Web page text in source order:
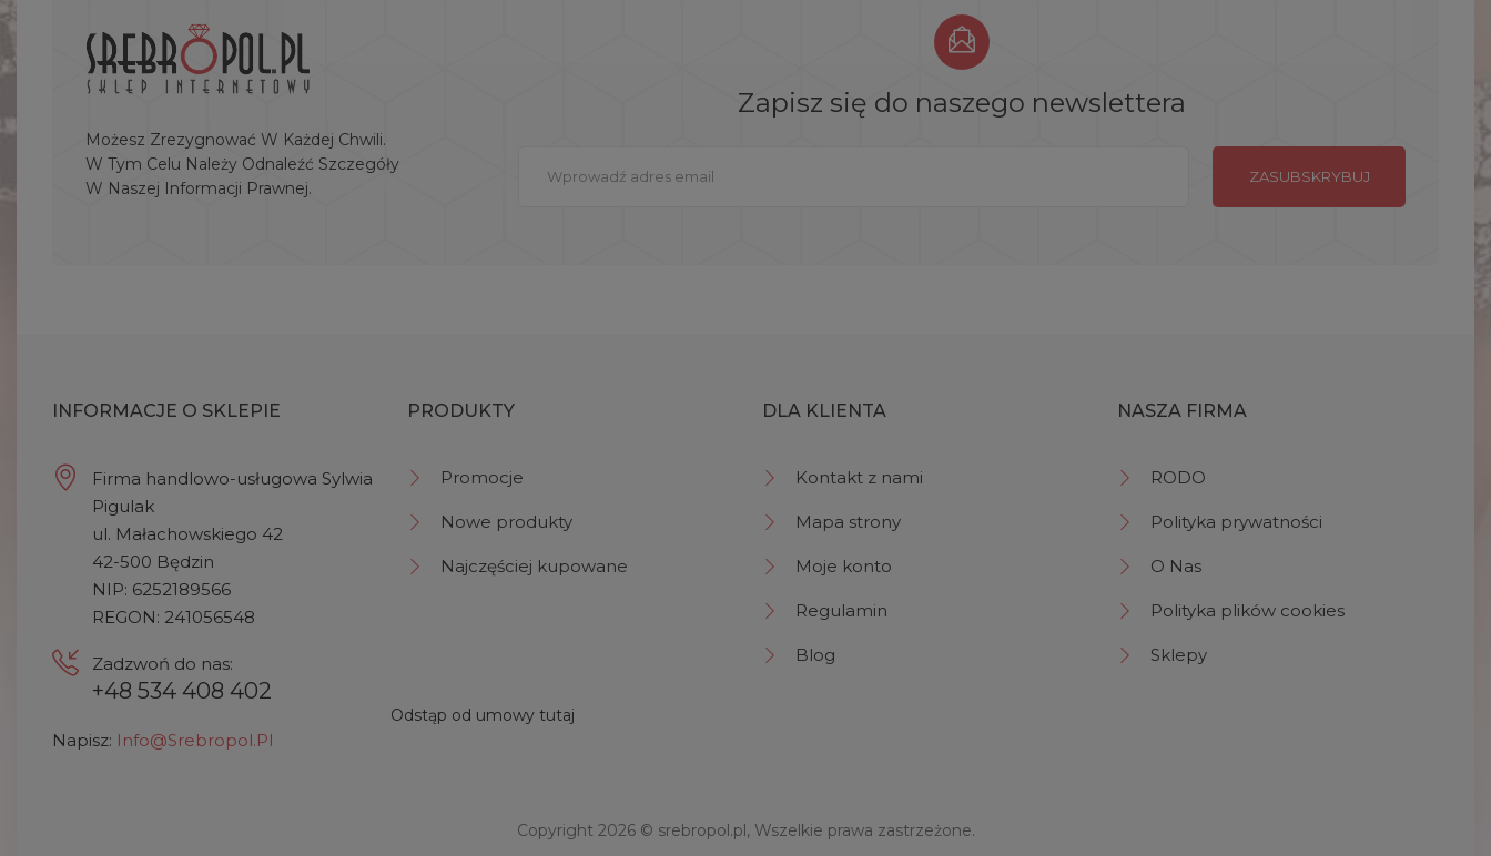
Możesz Zrezygnować W Każdej Chwili.
W Tym Celu Należy Odnaleźć Szczegóły
W Naszej Informacji Prawnej.
Zapisz się do naszego newslettera
INFORMACJE O SKLEPIE
Firma handlowo-usługowa Sylwia
Pigulak
ul. Małachowskiego 42
42-500 Będzin
NIP: 6252189566
REGON: 241056548
Zadzwoń do nas:
+48 534 408 402
Napisz: Info@srebropol.pl
PRODUKTY
Promocje
Nowe produkty
Najczęściej kupowane
DLA KLIENTA
Kontakt z nami
Mapa strony
Moje konto
Regulamin
Blog
NASZA FIRMA
RODO
Polityka prywatności
O Nas
Polityka plików cookies
Sklepy
Odstąp od umowy tutaj
Copyright 2026 © srebropol.pl , Wszelkie prawa zastrzeżone.